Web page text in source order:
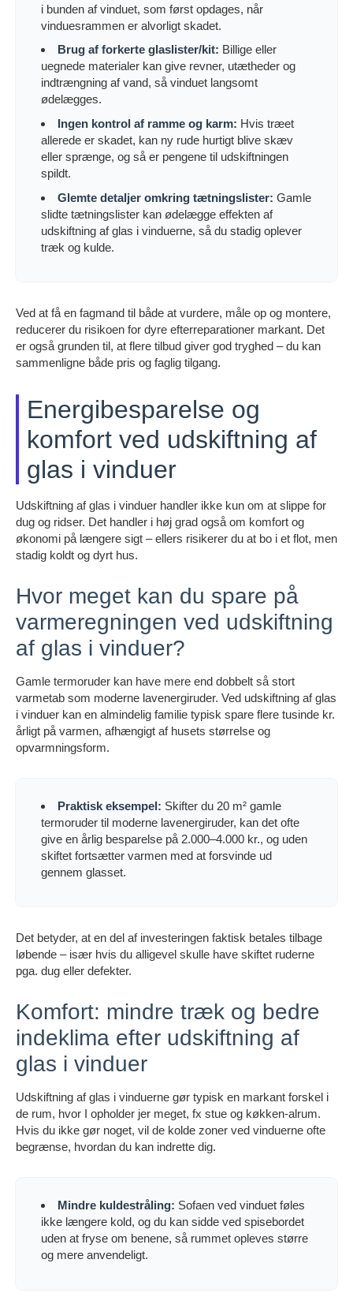
i bunden af vinduet, som først opdages, når
vinduesrammen er alvorligt skadet.
Brug af forkerte glaslister/kit: Billige eller
uegnede materialer kan give revner, utætheder og
indtrængning af vand, så vinduet langsomt
ødelægges.
Ingen kontrol af ramme og karm: Hvis træet
allerede er skadet, kan ny rude hurtigt blive skæv
eller sprænge, og så er pengene til udskiftningen
spildt.
Glemte detaljer omkring tætningslister: Gamle
slidte tætningslister kan ødelægge effekten af
udskiftning af glas i vinduerne, så du stadig oplever
træk og kulde.
Ved at få en fagmand til både at vurdere, måle op og montere,
reducerer du risikoen for dyre efterreparationer markant. Det
er også grunden til, at flere tilbud giver god tryghed – du kan
sammenligne både pris og faglig tilgang.
Energibesparelse og
komfort ved udskiftning af
glas i vinduer
Udskiftning af glas i vinduer handler ikke kun om at slippe for
dug og ridser. Det handler i høj grad også om komfort og
økonomi på længere sigt – ellers risikerer du at bo i et flot, men
stadig koldt og dyrt hus.
Hvor meget kan du spare på
varmeregningen ved udskiftning
af glas i vinduer?
Gamle termoruder kan have mere end dobbelt så stort
varmetab som moderne lavenergiruder. Ved udskiftning af glas
i vinduer kan en almindelig familie typisk spare flere tusinde kr.
årligt på varmen, afhængigt af husets størrelse og
opvarmningsform.
Praktisk eksempel: Skifter du 20 m² gamle
termoruder til moderne lavenergiruder, kan det ofte
give en årlig besparelse på 2.000–4.000 kr., og uden
skiftet fortsætter varmen med at forsvinde ud
gennem glasset.
Det betyder, at en del af investeringen faktisk betales tilbage
løbende – især hvis du alligevel skulle have skiftet ruderne
pga. dug eller defekter.
Komfort: mindre træk og bedre
indeklima efter udskiftning af
glas i vinduer
Udskiftning af glas i vinduerne gør typisk en markant forskel i
de rum, hvor I opholder jer meget, fx stue og køkken-alrum.
Hvis du ikke gør noget, vil de kolde zoner ved vinduerne ofte
begrænse, hvordan du kan indrette dig.
Mindre kuldestråling: Sofaen ved vinduet føles
ikke længere kold, og du kan sidde ved spisebordet
uden at fryse om benene, så rummet opleves større
og mere anvendeligt.